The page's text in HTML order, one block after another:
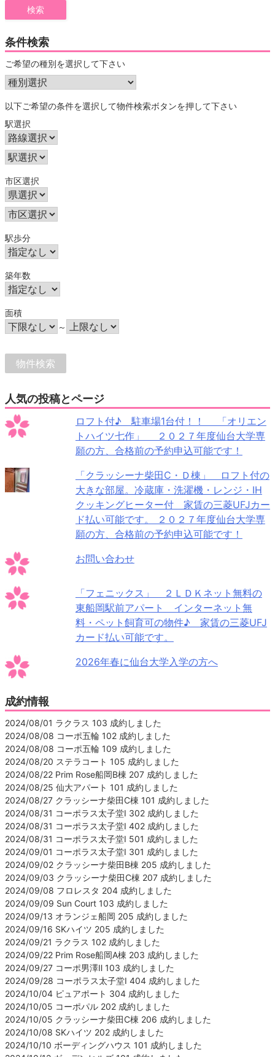
条件検索
ご希望の種別を選択して下さい
以下ご希望の条件を選択して物件検索ボタンを押して下さい
駅選択
市区選択
駅歩分
築年数
面積
～
人気の投稿とページ
ロフト付♪ 駐車場1台付！！ 「オリエン
トハイツ七作」 ２０２７年度仙台大学専
願の方、合格前の予約申込可能です！
「クラッシーナ柴田C・Ｄ棟」 ロフト付の
大きな部屋。冷蔵庫・洗濯機・レンジ・IH
クッキングヒーター付 家賃の三菱UFJカー
ド払い可能です。 ２０２７年度仙台大学専
願の方、合格前の予約申込可能です！
お問い合わせ
「フェニックス」 ２ＬＤＫネット無料の
東船岡駅前アパート インターネット無
料・ペット飼育可の物件♪ 家賃の三菱UFJ
カード払い可能です。
2026年春に仙台大学入学の方へ
成約情報
2024/08/01 ラクラス 103 成約しました
2024/08/08 コーポ五輪 102 成約しました
2024/08/08 コーポ五輪 109 成約しました
2024/08/20 ステラコート 105 成約しました
2024/08/22 Prim Rose船岡B棟 207 成約しました
2024/08/25 仙大アパート 101 成約しました
2024/08/27 クラッシーナ柴田C棟 101 成約しました
2024/08/31 コーポラス太子堂Ⅰ 302 成約しました
2024/08/31 コーポラス太子堂Ⅰ 402 成約しました
2024/08/31 コーポラス太子堂Ⅰ 501 成約しました
2024/09/01 コーポラス太子堂Ⅰ 301 成約しました
2024/09/02 クラッシーナ柴田B棟 205 成約しました
2024/09/03 クラッシーナ柴田C棟 207 成約しました
2024/09/08 フロレスタ 204 成約しました
2024/09/09 Sun Court 103 成約しました
2024/09/13 オランジェ船岡 205 成約しました
2024/09/16 SKハイツ 205 成約しました
2024/09/21 ラクラス 102 成約しました
2024/09/22 Prim Rose船岡A棟 203 成約しました
2024/09/27 コーポ男澤Ⅱ 103 成約しました
2024/09/28 コーポラス太子堂Ⅰ 404 成約しました
2024/10/04 ピュアポート 304 成約しました
2024/10/05 コーポパル 202 成約しました
2024/10/05 クラッシーナ柴田C棟 206 成約しました
2024/10/08 SKハイツ 202 成約しました
2024/10/10 ボーディングハウス 101 成約しました